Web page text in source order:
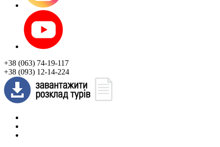
+38 (063) 74-19-117
+38 (093) 12-14-224